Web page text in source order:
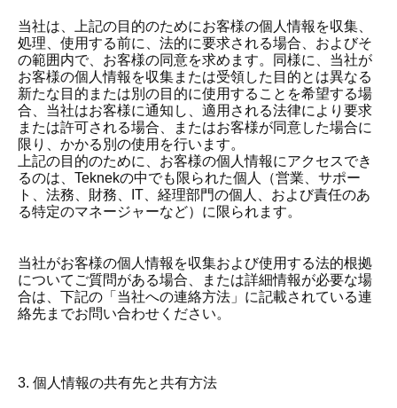
当社は、上記の目的のためにお客様の個人情報を収集、
処理、使用する前に、法的に要求される場合、およびそ
の範囲内で、お客様の同意を求めます。同様に、当社が
お客様の個人情報を収集または受領した目的とは異なる
新たな目的または別の目的に使用することを希望する場
合、当社はお客様に通知し、適用される法律により要求
または許可される場合、またはお客様が同意した場合に
限り、かかる別の使用を行います。
上記の目的のために、お客様の個人情報にアクセスでき
るのは、Teknekの中でも限られた個人（営業、サポー
ト、法務、財務、IT、経理部門の個人、および責任のあ
る特定のマネージャーなど）に限られます。
当社がお客様の個人情報を収集および使用する法的根拠
についてご質問がある場合、または詳細情報が必要な場
合は、下記の「当社への連絡方法」に記載されている連
絡先までお問い合わせください。
3. 個人情報の共有先と共有方法